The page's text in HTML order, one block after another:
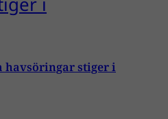
havsöringar stiger i